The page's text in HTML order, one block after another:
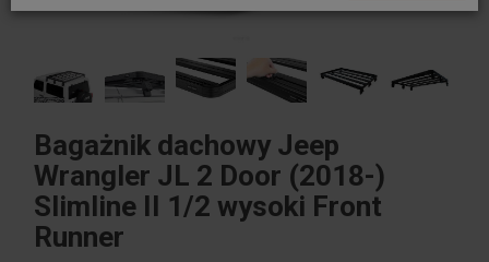
Bagażnik dachowy Jeep
Wrangler JL 2 Door (2018-)
Slimline II 1/2 wysoki Front
Runner